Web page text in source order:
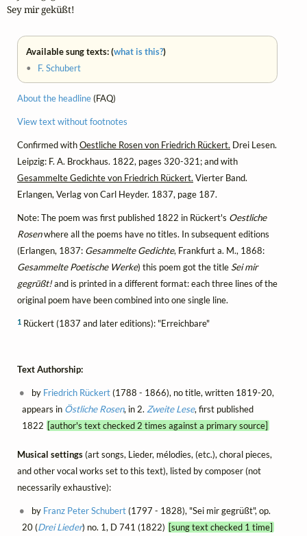
Sey mir geküßt!
Available sung texts: (what is this?)
• F. Schubert
About the headline(FAQ)
View text without footnotes
Confirmed withOestliche Rosen von Friedrich Rückert. Drei Lesen.
Leipzig: F. A. Brockhaus. 1822, pages 320-321; and with
Gesammelte Gedichte von Friedrich Rückert. Vierter Band.
Erlangen, Verlag von Carl Heyder. 1837, page 187.
Note: The poem was first published 1822 in Rückert's Oestliche
Rosenwhere all the poems have no titles. In subsequent editions
(Erlangen, 1837: Gesammelte Gedichte, Frankfurt a. M., 1868:
Gesammelte Poetische Werke) this poem got the title Sei mir
gegrüßt!and is printed in a different format: each three lines of the
original poem have been combined into one single line.
1 Rückert (1837 and later editions): "Erreichbare"
Text Authorship:
by Friedrich Rückert(1788 - 1866), no title, written 1819-20,
appears in Östliche Rosen, in 2. Zweite Lese, first published
1822 [author's text checked 2 times against a primary source]
Musical settings(art songs, Lieder, mélodies, (etc.), choral pieces,
and other vocal works set to this text), listed by composer (not
necessarily exhaustive):
by Franz Peter Schubert(1797 - 1828), "Sei mir gegrüßt", op.
20 (Drei Lieder) no. 1, D 741 (1822) [sung text checked 1 time]